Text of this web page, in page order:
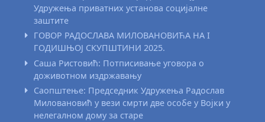
Удружења приватних установа социјалне
заштите
ГОВОР РАДОСЛАВА МИЛОВАНОВИЋА НА I
ГОДИШЊОЈ СКУПШТИНИ 2025.
Саша Ристовић: Потписивање уговора о
доживотном издржавању
Саопштење: Председник Удружења Радослав
Миловановић у вези смрти две особе у Војки у
нелегалном дому за старе